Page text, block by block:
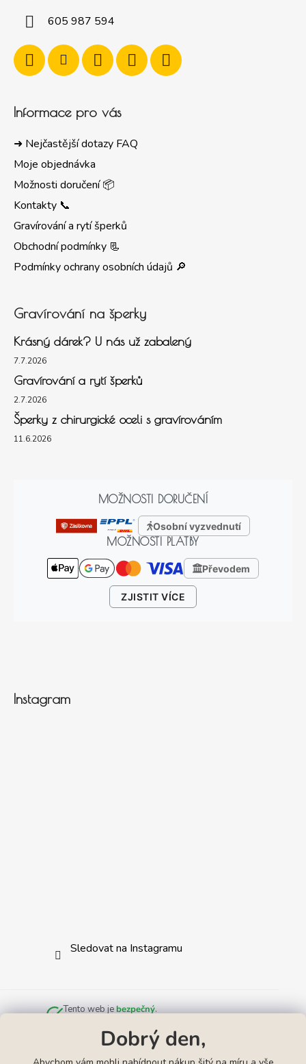
Dobrý den,
605 987 594
Informace pro vás
➜ Nejčastější dotazy FAQ
Moje objednávka
Možnosti doručení 📦
Kontakty 📞
Gravírování a rytí šperků
Obchodní podmínky 📃
Podmínky ochrany osobních údajů 🔎
Gravírování na šperky
Krásný dárek? U nás už zabalený
7.7.2026
Gravírování a rytí šperků
2.7.2026
Šperky z chirurgické oceli s gravírováním
11.6.2026
MOŽNOSTI DORUČENÍ
Osobní vyzvednutí
MOŽNOSTI PLATBY
Převodem
ZJISTIT VÍCE
Instagram
Sledovat na Instagramu
Tento web jebezpečný.